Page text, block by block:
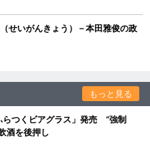
せいがんきょう）－本田雅俊の政
もっと見る
らつくビアグラス」発売 “強制
酒を後押し